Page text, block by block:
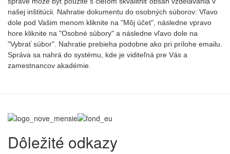
našej inštitúcii. Nahratie dokumentu do osobných súborov: Vľavo
dole pod Vašim menom kliknite na "Môj účet", následne vpravo
hore kliknite na "Osobné súbory" a následne vľavo dole na
"Vybrať súbor". Nahratie prebieha podobne ako pri prílohe emailu.
Správa sa nahrá do systému, kde je viditeľná pre Vás a
zamestnancov akadémie.
Dôležité odkazy